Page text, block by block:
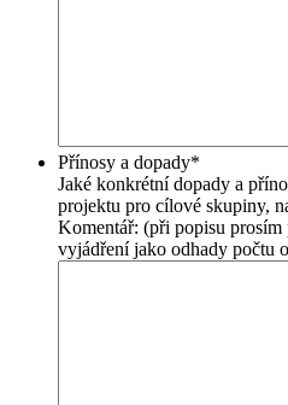
Přínosy a dopady*
Jaké konkrétní dopady a
projektu pro cílové skupiny,
Komentář: (při popisu
vyjádření jako odhady počtu